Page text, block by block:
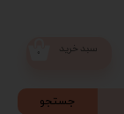
جستجو
سبد خرید